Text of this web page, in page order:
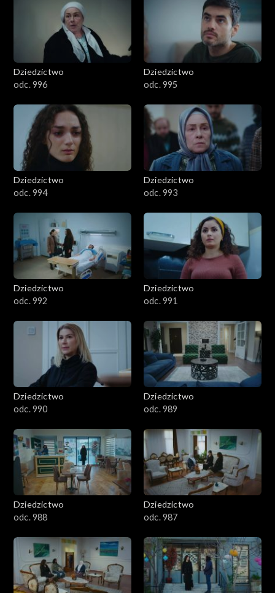
Dziedzictwo
odc. 996
Dziedzictwo
odc. 995
Dziedzictwo
odc. 994
Dziedzictwo
odc. 993
Dziedzictwo
odc. 992
Dziedzictwo
odc. 991
Dziedzictwo
odc. 990
Dziedzictwo
odc. 989
Dziedzictwo
odc. 988
Dziedzictwo
odc. 987